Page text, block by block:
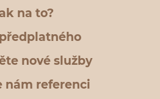
na to?
nové služby
nám referenci